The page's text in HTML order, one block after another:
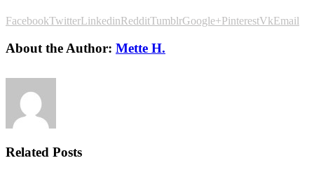
FacebookTwitterLinkedinRedditTumblrGoogle+PinterestVkEmail
About the Author: Mette H.
Related Posts